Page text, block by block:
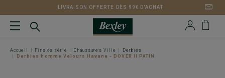
LIVRAISON OFFERTE DÈS 99€ D'ACHAT
Accueil Fins de série Chaussures Ville
Derbies
Derbies homme Velours Havane - DOVER II PATIN